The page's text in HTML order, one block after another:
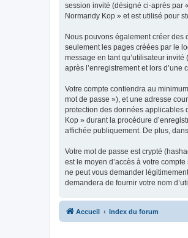
session invité (désigné ci-après par
Normandy Kop » et est utilisé pour
Nous pouvons également créer des
seulement les pages créées par le
message en tant qu’utilisateur
après l’enregistrement et lors
Votre compte contiendra au
mot de passe »), et une adresse
protection des données applicables
Kop » durant la procédure
affichée publiquement. De plus,
Votre mot de passe est crypté
est le moyen d’accès à votre
ne peut vous demander
demandera de fournir votre nom
Accueil Index du forum